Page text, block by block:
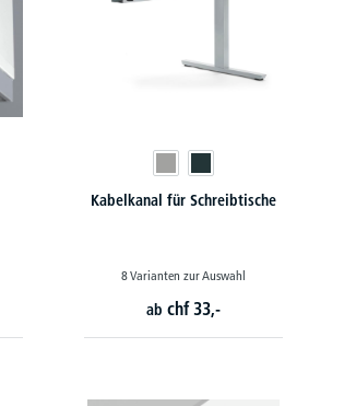
Kabelkanal für Schreibtische
8 Varianten zur Auswahl
ab chf 33,-